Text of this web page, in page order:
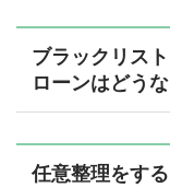
ブラックリス
ローンはどう
任意整理をす